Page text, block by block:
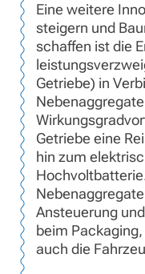
Eine weitere
steigern und
schaffen ist die
Getriebe) in
Getriebe eine
hin zum
Ansteuerung
beim
auch die